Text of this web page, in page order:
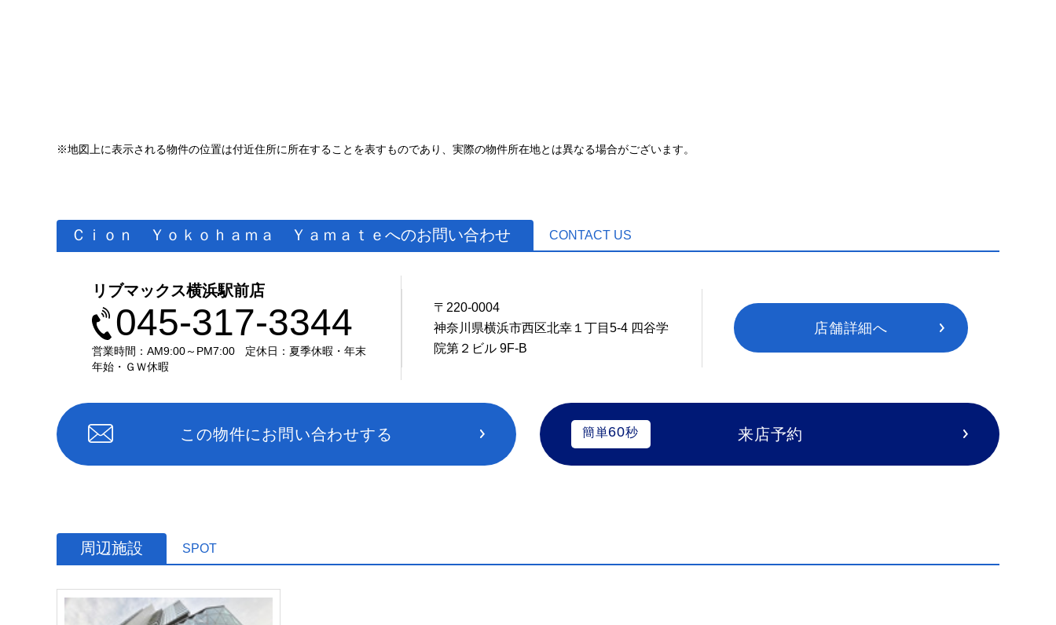
※地図上に表示される物件の位置は付近住所に所在することを表すものであり、実際の物件所在地とは異なる場合がございます。
Ｃｉｏｎ Ｙｏｋｏｈａｍａ Ｙａｍａｔｅへのお問い合わせ CONTACT US
リブマックス横浜駅前店
045-317-3344
営業時間：AM9:00～PM7:00
定休日：夏季休暇・年末
年始・ＧＷ休暇
〒220-0004
神奈川県横浜市西区北幸１丁目5-4 四谷学
院第２ビル 9F-B
店舗詳細へ
この物件にお問い合わせする 簡単60秒 来店予約
周辺施設 SPOT